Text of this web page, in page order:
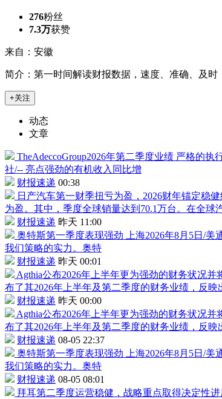
276粉丝
7.3万获赞
来自：安徽
简介：第一时间解读财报数据，速度、准确、及时
+关注
动态
文章
TheAdeccoGroup2026年第二季度业绩 严格的执
社/-- 亮点强劲的有机收入同比增
财报速递 00:38
日产汽车第一财季扭亏为盈，2026财年锚定稳
为盈。其中，季度全球销量达到70.1万台。在全球
财报速递 昨天 11:00
奥特斯第一季度表现强劲
上海2026年8月5日/
我们策略的实力。奥特
财报速递 昨天 00:01
Agthia公布2026年上半年更为强劲的财务状况并
布了其2026年上半年及第二季度的财务业绩，反映
财报速递 昨天 00:00
Agthia公布2026年上半年更为强劲的财务状况并
布了其2026年上半年及第二季度的财务业绩，反映
财报速递 08-05 22:37
奥特斯第一季度表现强劲
上海2026年8月5日/
我们策略的实力。奥特
财报速递 08-05 08:01
拜耳第二季度运营稳健，战略重点取得决定性进